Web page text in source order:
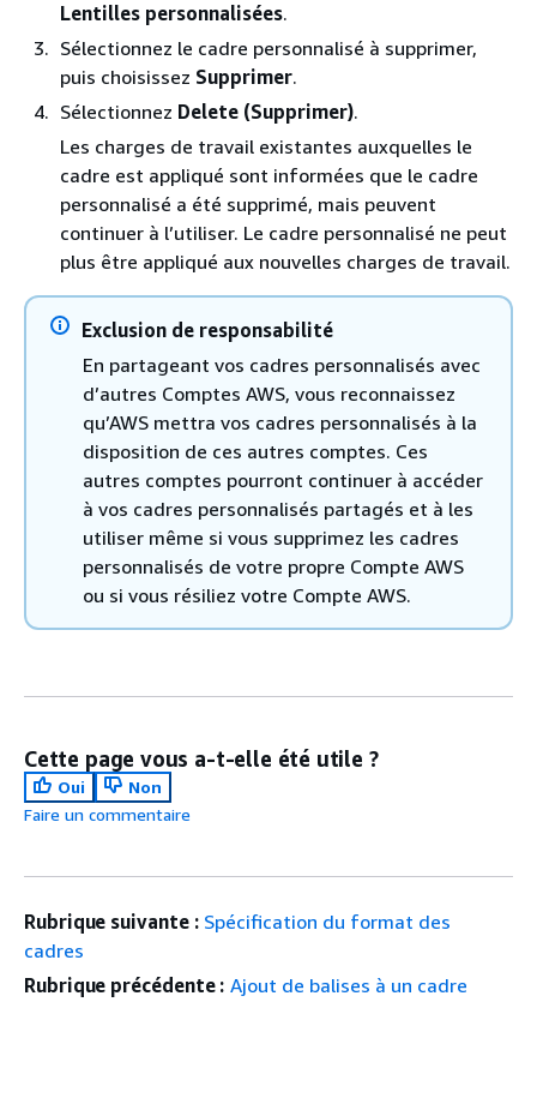
Lentilles personnalisées.
Sélectionnez le cadre personnalisé à supprimer,
puis choisissez Supprimer.
Sélectionnez Delete (Supprimer).
Les charges de travail existantes auxquelles le
cadre est appliqué sont informées que le cadre
personnalisé a été supprimé, mais peuvent
continuer à l’utiliser. Le cadre personnalisé ne peut
plus être appliqué aux nouvelles charges de travail.
Exclusion de responsabilité
En partageant vos cadres personnalisés avec
d’autres Comptes AWS, vous reconnaissez
qu’AWS mettra vos cadres personnalisés à la
disposition de ces autres comptes. Ces
autres comptes pourront continuer à accéder
à vos cadres personnalisés partagés et à les
utiliser même si vous supprimez les cadres
personnalisés de votre propre Compte AWS
ou si vous résiliez votre Compte AWS.
Cette page vous a-t-elle été utile ?
Oui
Non
Faire un commentaire
Rubrique suivante : Spécification du format des
cadres
Rubrique précédente : Ajout de balises à un cadre